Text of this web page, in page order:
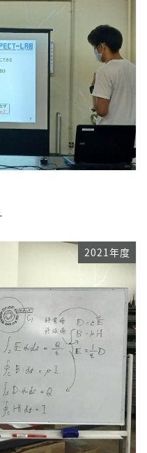
2021年度